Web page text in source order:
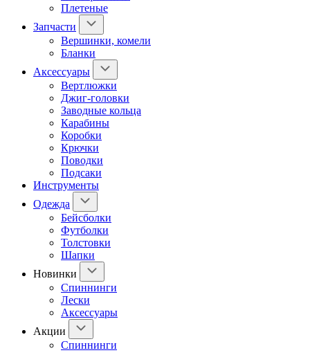
Плетеные
Запчасти
Вершинки, комели
Бланки
Аксессуары
Вертлюжки
Джиг-головки
Заводные кольца
Карабины
Коробки
Крючки
Поводки
Подсаки
Инструменты
Одежда
Бейсболки
Футболки
Толстовки
Шапки
Новинки
Спиннинги
Лески
Аксессуары
Акции
Спиннинги